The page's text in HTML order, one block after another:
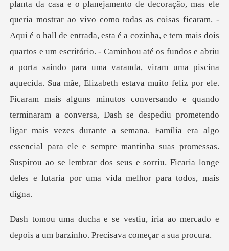
. -
Aqui é o hall de entrada, esta é a cozinha, e tem mais dois
quartos e um escritório. - Caminhou até os fundos e abriu
a porta saindo para uma varanda, viram uma piscina
aquecida. Sua mãe, Elizabeth estava muito feliz por ele.
Ficaram mais alguns minutos conversando e qua
ria ao mercado e
depois a um barzin